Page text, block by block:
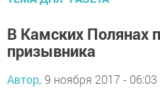
В Камских Полянах
призывника
Автор, 9 ноября 2017 - 06:03